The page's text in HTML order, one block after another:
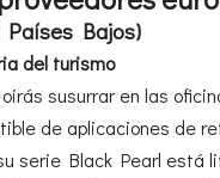
Países Bajos)
del turismo
oirás susurrar en las
de aplicaciones de
serie Black Pearl